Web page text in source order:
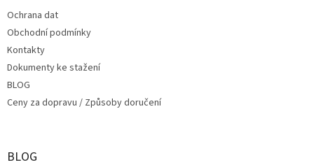
Ochrana dat
Obchodní podmínky
Kontakty
Dokumenty ke stažení
BLOG
Ceny za dopravu / Způsoby doručení
BLOG